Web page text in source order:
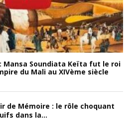
Mansa Soundiata Keïta fut le roi
du Mali au XIVème siècle
de Mémoire : le rôle choquant
dans la...